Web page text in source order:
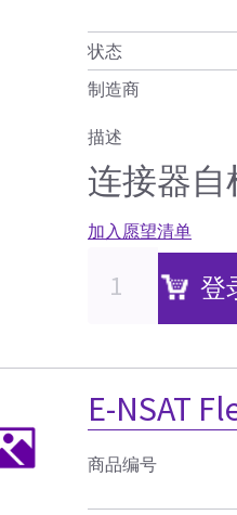
状态
制造商
描述
连接器自
加入愿望清单
登
E-NSAT
商品编号